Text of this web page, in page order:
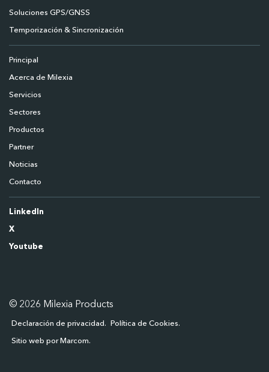
Soluciones GPS/GNSS
Temporización & Sincronización
Principal
Acerca de Milexia
Servicios
Sectores
Productos
Partner
Noticias
Contacto
LinkedIn
X
Youtube
© 2026 Milexia Products
Declaración de privacidad Política de Cookies
Sitio web por Marcom